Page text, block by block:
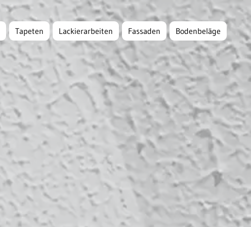
Tapeten Lackierarbeiten Fassaden Bodenbeläge